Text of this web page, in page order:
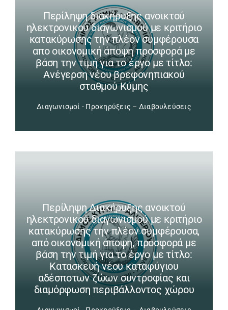
Περίληψη διακήρυξης ανοικτού
ηλεκτρονικού διαγωνισμού με κριτήριο
κατακύρωσης την πλέον συμφέρουσα
απο οικονομική άποψη προσφορά με
βάση την τιμή για το έργο με τίτλο:
Ανέγερση νέου βρεφονηπιακού
σταθμού Κύμης
Διαγωνισμοί - Προκηρύξεις – Διαβουλεύσεις
Περίληψη Διακήρυξης ανοικτού
ηλεκτρονικού διαγωνισμού με κριτήριο
κατακύρωσης την πλέον συμφέρουσα,
από οικονομική άποψη, προσφορά με
βάση την τιμή για το έργο με τίτλο:
Κατασκευή νέου καταφύγιου
αδέσποτων ζώων συντροφίας και
διαμόρφωση περιβάλλοντος χώρου